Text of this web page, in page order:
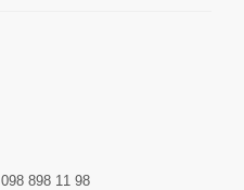
098 898 11 98